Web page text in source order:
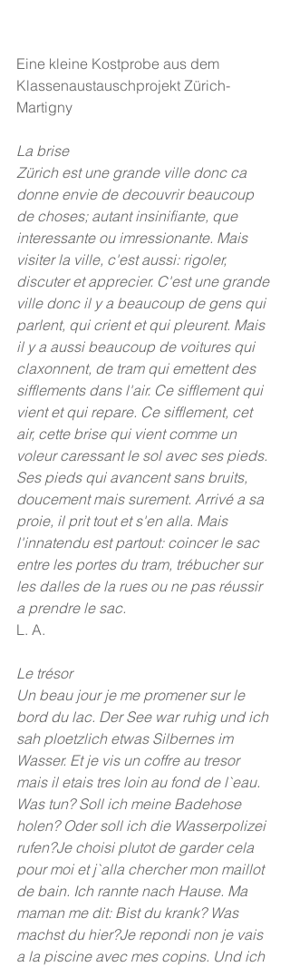
Eine kleine Kostprobe aus dem
Klassenaustauschprojekt Zürich-
Martigny
La brise
Zürich est une grande ville donc ca
donne envie de decouvrir beaucoup
de choses; autant insinifiante, que
interessante ou imressionante. Mais
visiter la ville, c'est aussi: rigoler,
discuter et apprecier. C'est une grande
ville donc il y a beaucoup de gens qui
parlent, qui crient et qui pleurent. Mais
il y a aussi beaucoup de voitures qui
claxonnent, de tram qui emettent des
sifflements dans l'air. Ce sifflement qui
vient et qui repare. Ce sifflement, cet
air, cette brise qui vient comme un
voleur caressant le sol avec ses pieds.
Ses pieds qui avancent sans bruits,
doucement mais surement. Arrivé a sa
proie, il prit tout et s'en alla. Mais
l'innatendu est partout: coincer le sac
entre les portes du tram, trébucher sur
les dalles de la rues ou ne pas réussir
a prendre le sac.
L. A.
Le trésor
Un beau jour je me promener sur le
bord du lac. Der See war ruhig und ich
sah ploetzlich etwas Silbernes im
Wasser. Et je vis un coffre au tresor
mais il etais tres loin au fond de l`eau.
Was tun? Soll ich meine Badehose
holen? Oder soll ich die Wasserpolizei
rufen?Je choisi plutot de garder cela
pour moi et j`alla chercher mon maillot
de bain. Ich rannte nach Hause. Ma
maman me dit: Bist du krank? Was
machst du hier?Je repondi non je vais
a la piscine avec mes copins. Und ich